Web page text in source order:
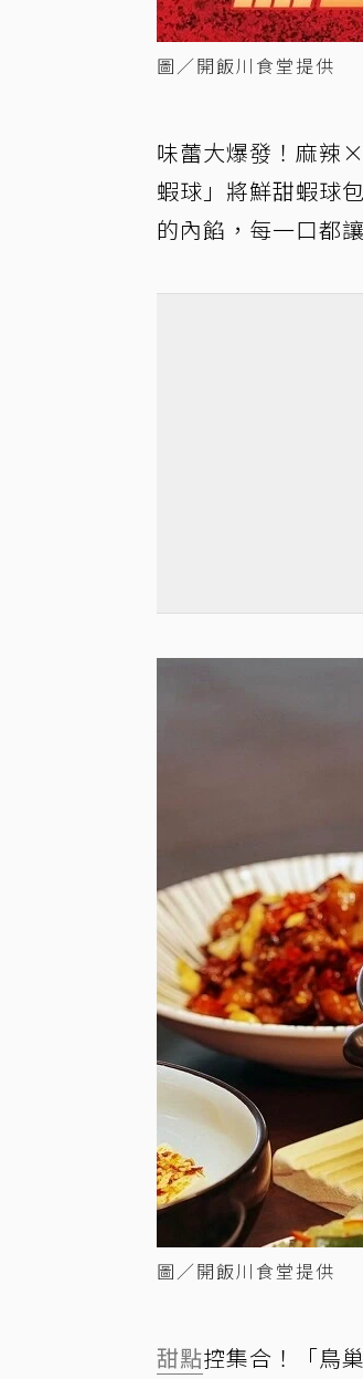
圖／開飯川食堂提供
味蕾大爆發！麻辣
蝦球」將鮮甜蝦球
的內餡，每一口都
圖／開飯川食堂提供
甜點控集合！「鳥